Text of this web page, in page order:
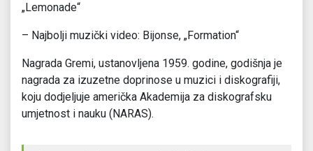
„Lemonade“
– Najbolji muzički video: Bijonse, „Formation“
Nagrada Gremi, ustanovljena 1959. godine, godišnja je
nagrada za izuzetne doprinose u muzici i diskografiji,
koju dodjeljuje američka Akademija za diskografsku
umjetnost i nauku (NARAS).